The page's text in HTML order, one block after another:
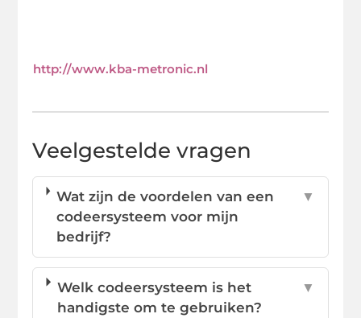
http://www.kba-metronic.nl
Veelgestelde vragen
Wat zijn de voordelen van een
codeersysteem voor mijn
bedrijf?
▼
Welk codeersysteem is het
handigste om te gebruiken?
▼